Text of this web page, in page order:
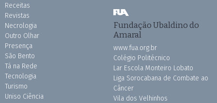
Receitas
Revistas
Necrologia
Outro Olhar
Presença
São Bento
Tá na Rede
Tecnologia
Turismo
Uniso Ciência
Fundação Ubaldino do
Amaral
www.fua.org.br
Colégio Politécnico
Lar Escola Monteiro Lobato
Liga Sorocabana de Combate ao
Câncer
Vila dos Velhinhos